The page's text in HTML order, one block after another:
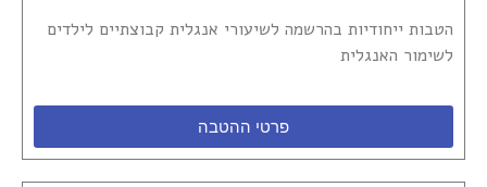
הטבות ייחודיות בהרשמה לשיעורי אנגלית קבוצתיים לילדים
לשימור האנגלית
פרטי ההטבה